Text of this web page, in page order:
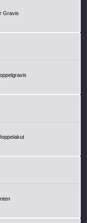
Gravis